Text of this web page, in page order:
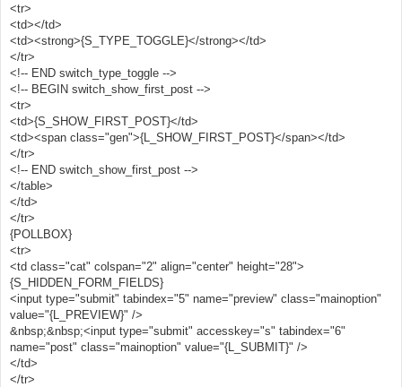
<tr>
<td></td>
<td><strong>{S_TYPE_TOGGLE}</strong></td>
</tr>
<!-- END switch_type_toggle -->
<!-- BEGIN switch_show_first_post -->
<tr>
<td>{S_SHOW_FIRST_POST}</td>
<td><span class="gen">{L_SHOW_FIRST_POST}</span></td>
</tr>
<!-- END switch_show_first_post -->
</table>
</td>
</tr>
{POLLBOX}
<tr>
<td class="cat" colspan="2" align="center" height="28">
{S_HIDDEN_FORM_FIELDS}
<input type="submit" tabindex="5" name="preview" class="mainoption"
value="{L_PREVIEW}" />
&nbsp;&nbsp;<input type="submit" accesskey="s" tabindex="6"
name="post" class="mainoption" value="{L_SUBMIT}" />
</td>
</tr>